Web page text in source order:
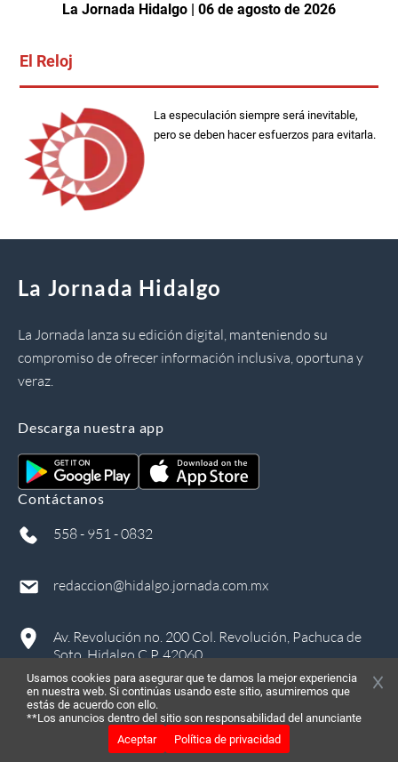
in
La Jornada Hidalgo | 06 de agosto de 2026
El Reloj
La especulación siempre será inevitable,
pero se deben hacer esfuerzos para evitarla.
La Jornada Hidalgo
La Jornada lanza su edición digital, manteniendo su
compromiso de ofrecer información inclusiva, oportuna y
veraz.
Descarga nuestra app
Contáctanos
558 - 951 - 0832
redaccion@hidalgo.jornada.com.mx
Av. Revolución no. 200 Col. Revolución, Pachuca de
Soto, Hidalgo C.P. 42060
2026, Todos los derechos reservados
Usamos cookies para asegurar que te damos la mejor experiencia
en nuestra web. Si continúas usando este sitio, asumiremos que
estás de acuerdo con ello.
**Los anuncios dentro del sitio son responsabilidad del anunciante
Aceptar
Política de privacidad